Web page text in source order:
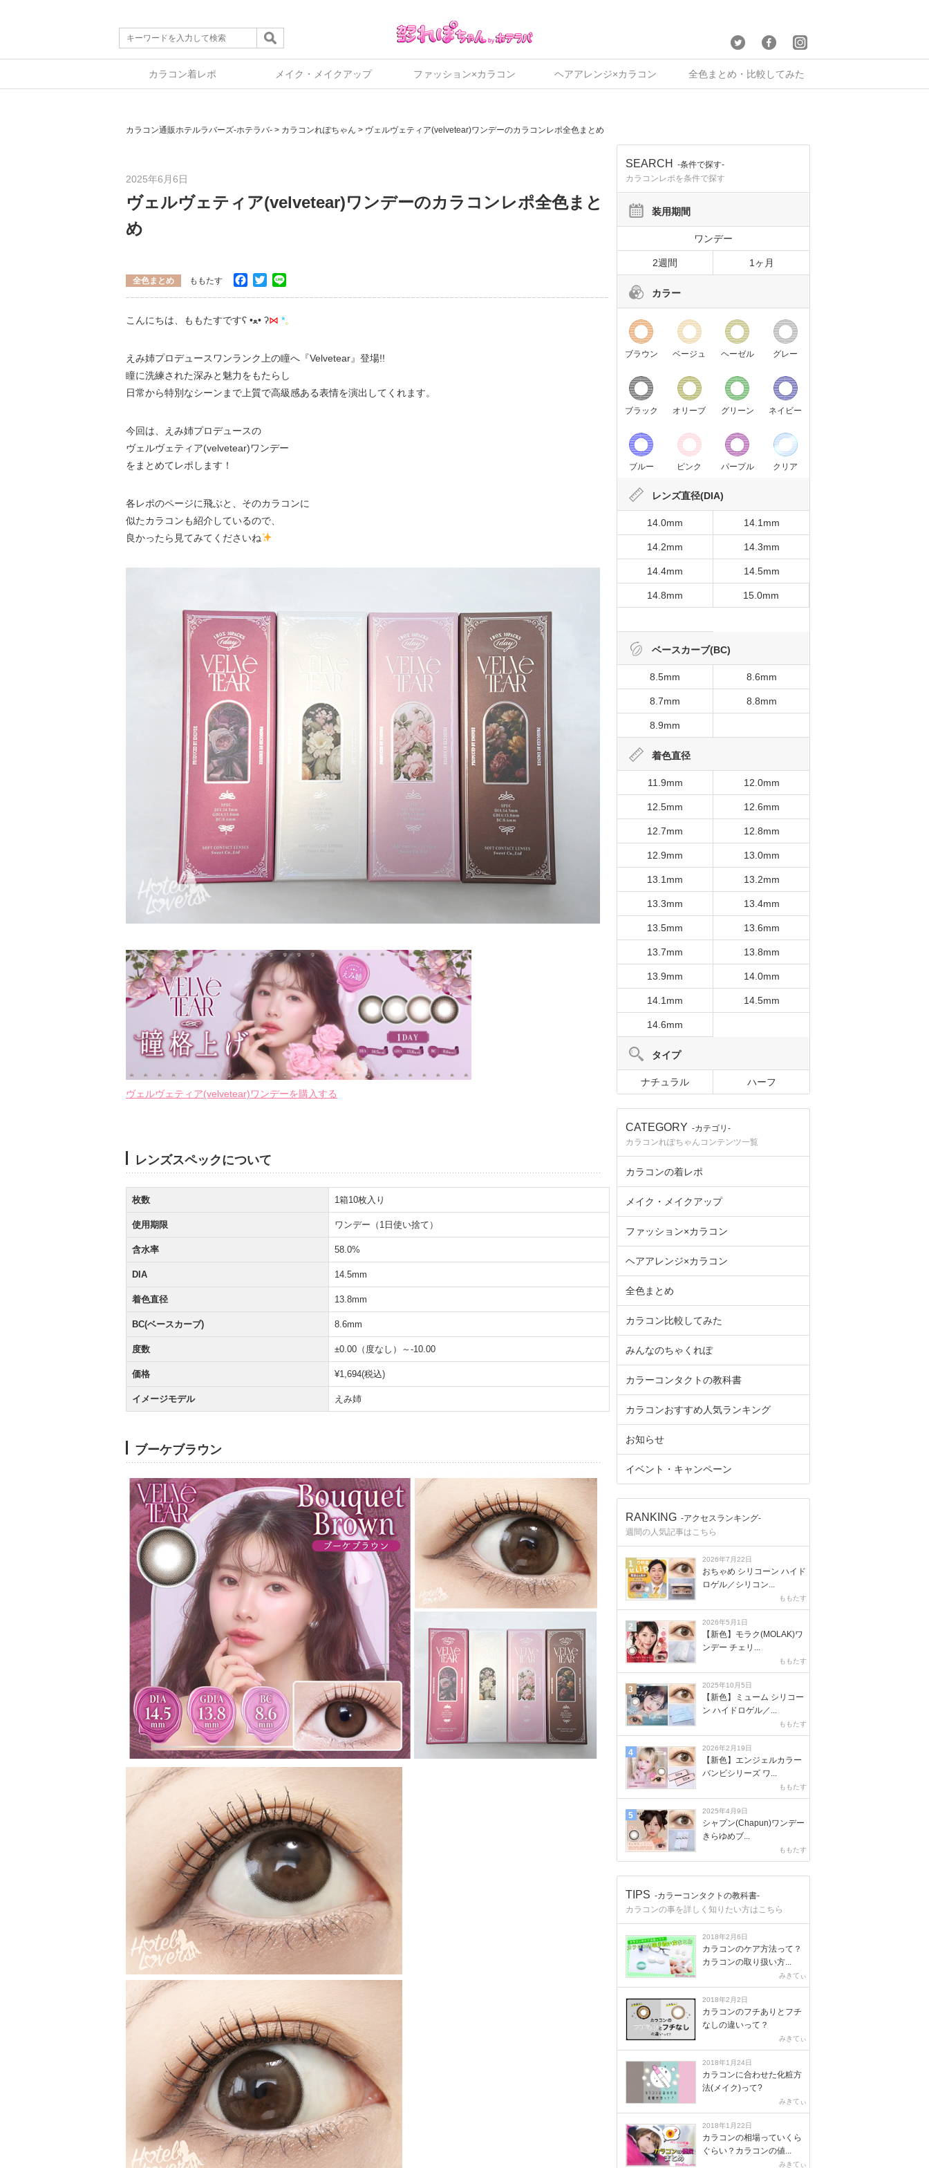
カラコン着レポ メイク・メイクアップ ファッション×カラコン ヘアアレンジ×カラコン 全色まとめ・比較してみた
カラコン通販ホテルラバーズ-ホテラバ- > カラコンれぽちゃん > ヴェルヴェティア(velvetear)ワンデーのカラコンレポ全色まとめ
2025年6月6日
ヴェルヴェティア(velvetear)ワンデーのカラコンレポ全色まと
め
全色まとめ ももたす Facebook
Twitter
こんにちは、ももたすですʕ •ﻌ• ʔ⋈ *。
えみ姉プロデュースワンランク上の瞳へ『Velvetear』登場!!
瞳に洗練された深みと魅力をもたらし
日常から特別なシーンまで上質で高級感ある表情を演出してくれます。
今回は、えみ姉プロデュースの
ヴェルヴェティア(velvetear)ワンデー
をまとめてレポします！
各レポのページに飛ぶと、そのカラコンに
似たカラコンも紹介しているので、
良かったら見てみてくださいね
ヴェルヴェティア(velvetear)ワンデーを購入する
レンズスペックについて
枚数 1箱10枚入り
使用期限 ワンデー（1日使い捨て）
含水率 58.0%
DIA 14.5mm
着色直径 13.8mm
BC(ベースカーブ) 8.6mm
度数 ±0.00（度なし）～-10.00
価格 ¥1,694(税込)
イメージモデル えみ姉
ブーケブラウン
SEARCH
-条件で探す-
カラコンレポを条件で探す
装用期間
ワンデー
2週間 1ヶ月
カラー
ブラウン ベージュ ヘーゼル グレー
ブラック オリーブ グリーン ネイビー
ブルー ピンク パープル クリア
レンズ直径(DIA)
14.0mm 14.1mm
14.2mm 14.3mm
14.4mm 14.5mm
14.8mm 15.0mm
ベースカーブ(BC)
8.5mm 8.6mm
8.7mm 8.8mm
8.9mm
着色直径
11.9mm 12.0mm
12.5mm 12.6mm
12.7mm 12.8mm
12.9mm 13.0mm
13.1mm 13.2mm
13.3mm 13.4mm
13.5mm 13.6mm
13.7mm 13.8mm
13.9mm 14.0mm
14.1mm 14.5mm
14.6mm
タイプ
ナチュラル ハーフ
CATEGORY -カテゴリ-
カラコンれぽちゃんコンテンツ一覧
カラコンの着レポ
メイク・メイクアップ
ファッション×カラコン
ヘアアレンジ×カラコン
全色まとめ
カラコン比較してみた
みんなのちゃくれぽ
カラーコンタクトの教科書
カラコンおすすめ人気ランキング
お知らせ
イベント・キャンペーン
RANKING -アクセスランキング-
週間の人気記事はこちら
1 2026年7月22日
おちゃめ シリコーン ハイド
ロゲル／シリコン...
ももたす
2 2026年5月1日
【新色】モラク(MOLAK)ワ
ンデー チェリ...
ももたす
3 2025年10月5日
【新色】ミューム シリコー
ン ハイドロゲル／...
ももたす
4 2026年2月19日
【新色】エンジェルカラー
バンビシリーズ ワ...
ももたす
5 2025年4月9日
シャプン(Chapun)ワンデー
きらゆめブ...
ももたす
TIPS -カラーコンタクトの教科書-
カラコンの事を詳しく知りたい方はこちら
2018年2月6日
カラコンのケア方法って？
カラコンの取り扱い方...
みきてぃ
2018年2月2日
カラコンのフチありとフチ
なしの違いって？
みきてぃ
2018年1月24日
カラコンに合わせた化粧方
法(メイク)って?
みきてぃ
2018年1月22日
カラコンの相場っていくら
ぐらい？カラコンの値...
みきてぃ